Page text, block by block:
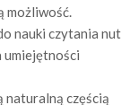
możliwość.
nauki czytania nut
umiejętności
naturalną częścią